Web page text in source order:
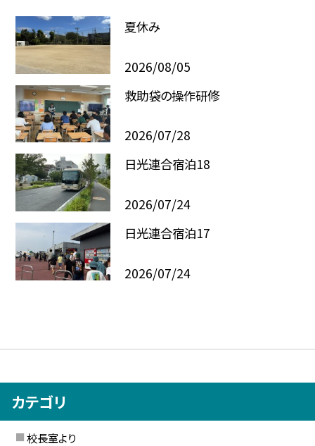
夏休み
2026/08/05
救助袋の操作研修
2026/07/28
日光連合宿泊18
2026/07/24
日光連合宿泊17
2026/07/24
カテゴリ
校長室より